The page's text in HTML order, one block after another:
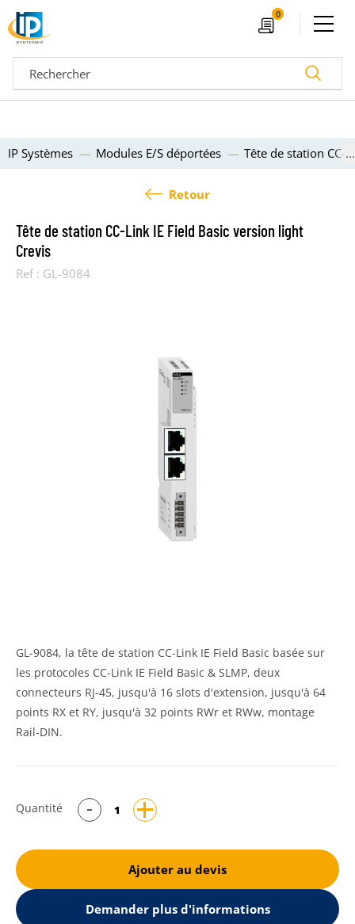
0
Devis Ouvrir le menu
IP Systèmes Modules E/S déportées Tête de station CC-
Retour
Tête de station CC-Link IE Field Basic version light
Crevis
Ref : GL-9084
GL-9084, la tête de station CC-Link IE Field Basic basée sur
les protocoles CC-Link IE Field Basic & SLMP, deux
connecteurs RJ-45, jusqu'à 16 slots d'extension, jusqu'à 64
points RX et RY, jusqu'à 32 points RWr et RWw, montage
Rail-DIN.
Quantité
Ajouter au devis
Demander plus d'informations